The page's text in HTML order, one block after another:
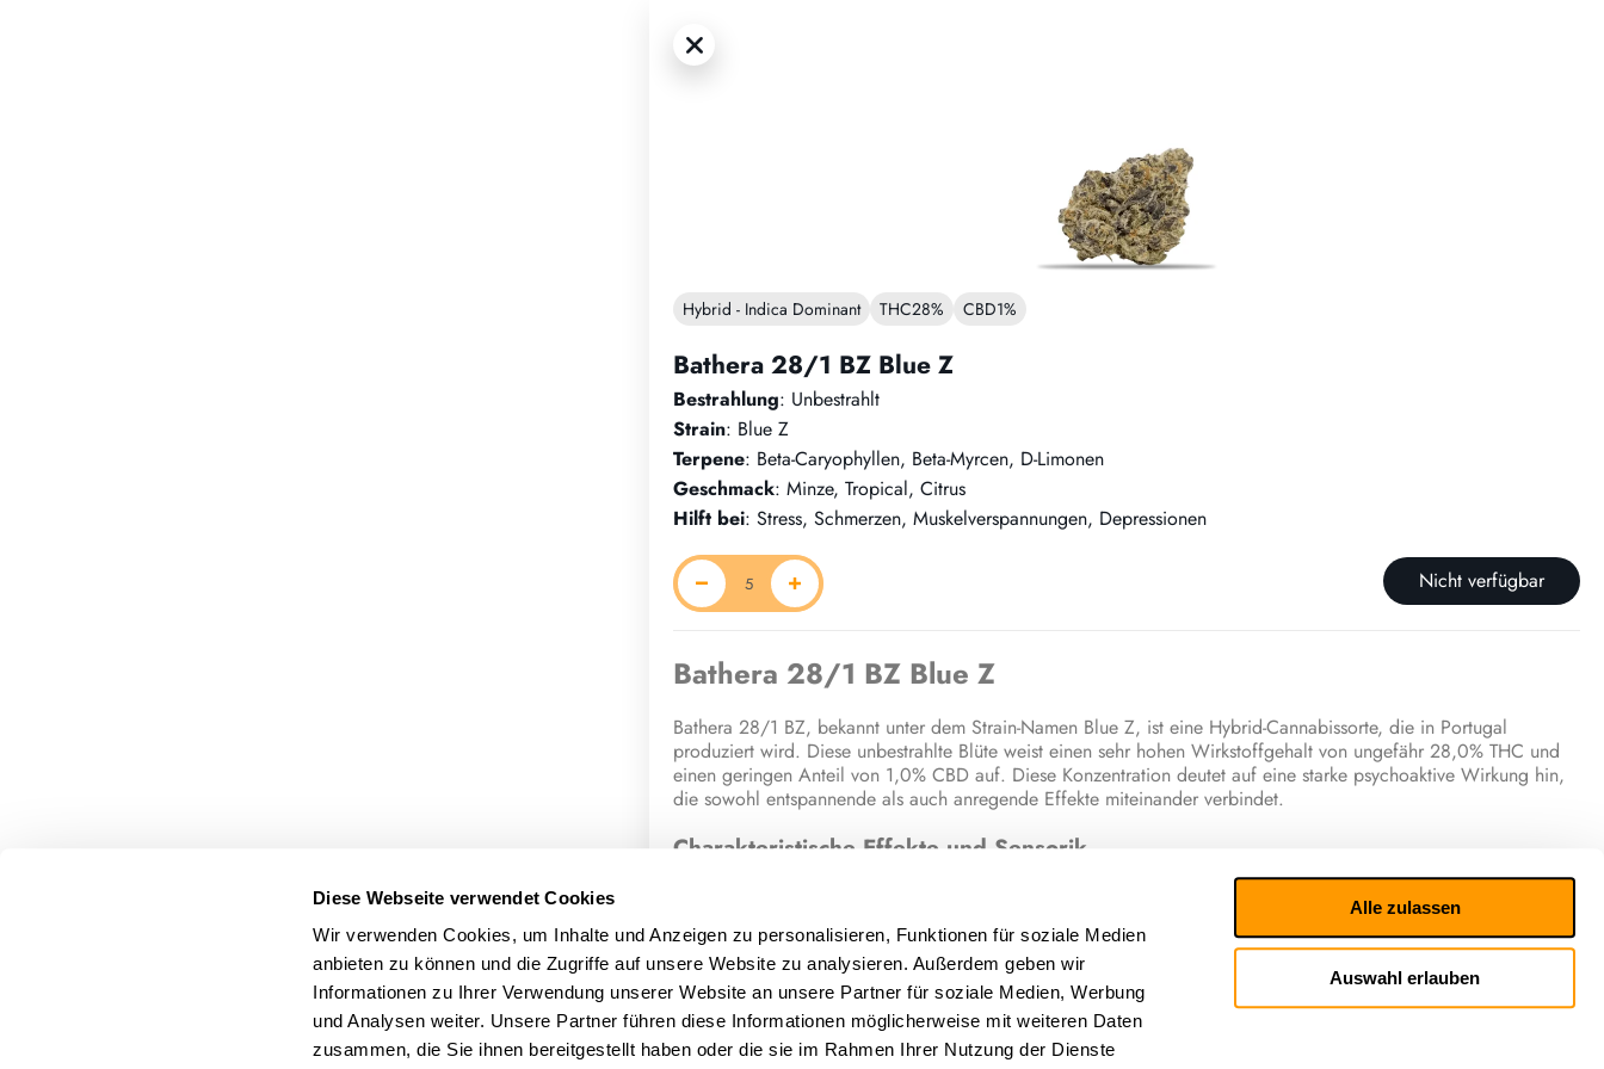
Diese Webseite verwendet Cookies
Wir verwenden Cookies, um Inhalte und Anzeigen zu personalisieren, Funktionen für soziale Medien
anbieten zu können und die Zugriffe auf unsere Website zu analysieren. Außerdem geben wir
Informationen zu Ihrer Verwendung unserer Website an unsere Partner für soziale Medien, Werbung
und Analysen weiter. Unsere Partner führen diese Informationen möglicherweise mit weiteren Daten
zusammen, die Sie ihnen bereitgestellt haben oder die sie im Rahmen Ihrer Nutzung der Dienste
Alle zulassen
Auswahl erlauben
Hybrid - Indica Dominant THC28% CBD1%
Bathera 28/1 BZ Blue Z
Bestrahlung: Unbestrahlt
Strain: Blue Z
Terpene: Beta-Caryophyllen, Beta-Myrcen, D-Limonen
Geschmack: Minze, Tropical, Citrus
Hilft bei: Stress, Schmerzen, Muskelverspannungen, Depressionen
Nicht verfügbar
Bathera 28/1 BZ Blue Z
Bathera 28/1 BZ, bekannt unter dem Strain-Namen Blue Z, ist eine Hybrid-Cannabissorte, die in Portugal
produziert wird. Diese unbestrahlte Blüte weist einen sehr hohen Wirkstoffgehalt von ungefähr 28,0% THC und
einen geringen Anteil von 1,0% CBD auf. Diese Konzentration deutet auf eine starke psychoaktive Wirkung hin,
die sowohl entspannende als auch anregende Effekte miteinander verbindet.
Charakteristische Effekte und Sensorik
Konsumenten, die Blue Z angewendet haben, berichten von einer vielseitigen und positiven Wirkung. Die Blüte
soll die Kreativität und den Fokus fördern, gesellig und euphorisch machen und gleichzeitig eine wohltuende
Entspannung (relaxed) herbeiführen. Das sensorische Erlebnis wird als eine komplexe Mischung aus tropischen
und zitrusartigen Noten, frischer Minze, einer deutlichen Süße und einem fruchtigen Unterton beschrieben.
Terpene und potenzielle medizinische Wirkung